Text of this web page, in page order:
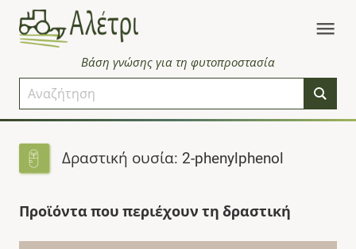
Βάση γνώσης για τη φυτοπροστασία
Δραστική ουσία: 2-phenylphenol
Προϊόντα που περιέχουν τη δραστική